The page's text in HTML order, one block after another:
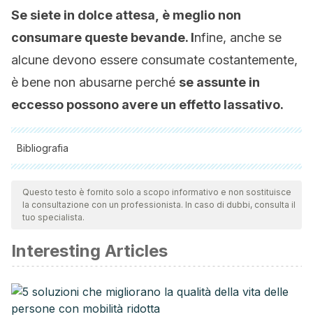
Se siete in dolce attesa, è meglio non
consumare queste bevande. Infine, anche se
alcune devono essere consumate costantemente,
è bene non abusarne perché se assunte in
eccesso possono avere un effetto lassativo.
Bibliografia
Tutte le fonti citate sono state esaminate a fondo dal nostro
team per garantirne la qualità, l'affidabilità, l'attualità e la
validità. La bibliografia di questo articolo è stata considerata
Toxinas. Medline
Plus. https://medlineplus.gov/spanish/ency/article/002331.htm
Henkel, J. S., Baldwin, M. R., & Barbieri, J. T. (2010). Toxins
from bacteria.EXS. https://doi.org/10.1007/978-3-7643-
Questo testo è fornito solo a scopo informativo e non sostituisce
la consultazione con un professionista. In caso di dubbi, consulta il
tuo specialista.
Interesting Articles